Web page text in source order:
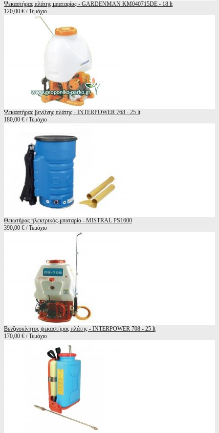
Ψεκαστήρας πλάτης μπαταρίας - GARDENMAN KM040715DE - 18 lt
120,00 € / Τεμάχιο
Ψεκαστήρας βενζίνης πλάτης - INTERPOWER 768 - 25 lt
180,00 € / Τεμάχιο
Θειωτήρας ηλεκτρικός-μπαταρία - MISTRAL PS1600
390,00 € / Τεμάχιο
Βενζινοκίνητος ψεκαστήρας πλάτης - INTERPOWER 708 - 25 lt
170,00 € / Τεμάχιο